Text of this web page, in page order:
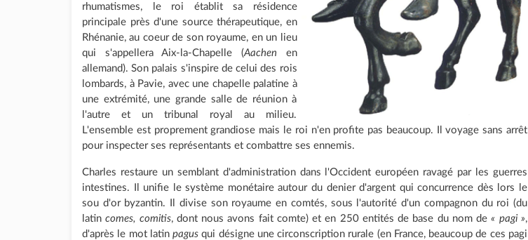
rhumatismes, le roi établit sa résidence
principale près d'une source thérapeutique, en
Rhénanie, au coeur de son royaume, en un lieu
qui s'appellera Aix-la-Chapelle (Aachen en
allemand). Son palais s'inspire de celui des rois
lombards, à Pavie, avec une chapelle palatine à
une extrémité, une grande salle de réunion à
l'autre et un tribunal royal au milieu.
L'ensemble est proprement grandiose mais le roi n'en profite pas beaucoup. Il voyage sans arrêt
pour inspecter ses représentants et combattre ses ennemis.
Charles restaure un semblant d'administration dans l'Occident européen ravagé par les guerres
intestines. Il unifie le système monétaire autour du denier d'argent qui concurrence dès lors le
sou d'or byzantin. Il divise son royaume en comtés, sous l'autorité d'un compagnon du roi (du
latincomes, comitis, dont nous avons fait comte) et en 250 entités de base du nom de« pagi »,
d'après le mot latinpagus qui désigne une circonscription rurale (en France, beaucoup de ces pagi